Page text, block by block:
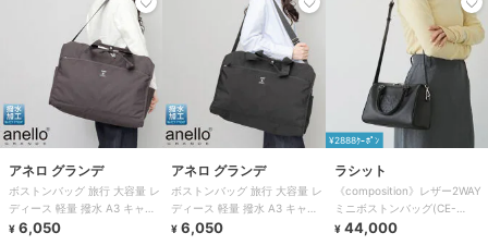
アネロ グランデ
ボストンバッグ 旅行 大容量 レ
ディース 軽量 撥水 A3 キャリ
ーオン 多収納 おしゃれ シンプ
¥ 6,050
アネロ グランデ
ボストンバッグ 旅行 大容量 レ
ディース 軽量 撥水 A3 キャリ
ーオン 多収納 おしゃれ シンプ
¥ 6,050
¥2888ｸｰﾎﾟﾝ
ラシット
《composition》レザー2WAY
ミニボストンバッグ(CE-
1684）
¥ 44,000